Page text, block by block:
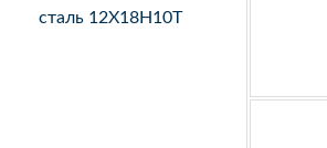
сталь 12Х18Н10Т